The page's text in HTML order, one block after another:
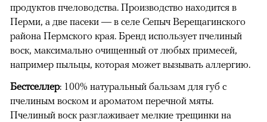
продуктов пчеловодства. Производство находится в
Перми, а две пасеки — в селе Сепыч Верещагинского
района Пермского края. Бренд использует пчелиный
воск, максимально очищенный от любых примесей,
например пыльцы, которая может вызывать аллергию.
Бестселлер: 100% натуральный бальзам для губ с
пчелиным воском и ароматом перечной мяты.
Пчелиный воск разглаживает мелкие трещинки на